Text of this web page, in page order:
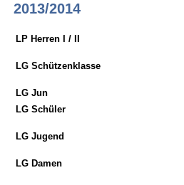
2013/2014
LP Herren I / II
LG Schützenklasse
LG Jun
LG Schüler
LG Jugend
LG Damen